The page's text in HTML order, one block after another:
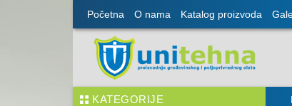
Početna O nama Katalog proizvoda
KATEGORIJE